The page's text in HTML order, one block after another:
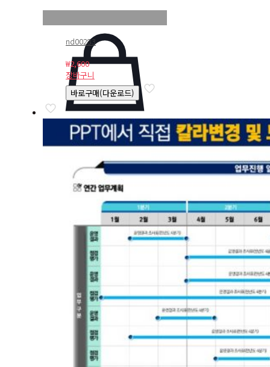
nd00283
₩2,600
장바구니
바로구매(다운로드)